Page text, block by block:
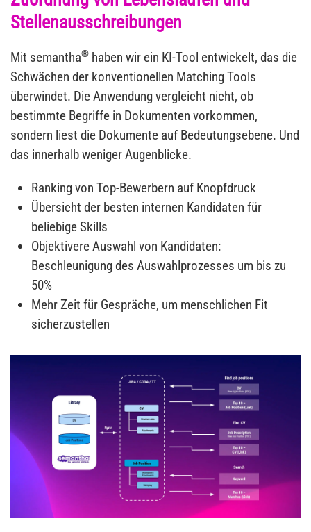
Stellenausschreibungen
Mit semantha® haben wir ein KI-Tool entwickelt, das die
Schwächen der konventionellen Matching Tools
überwindet. Die Anwendung vergleicht nicht, ob
bestimmte Begriffe in Dokumenten vorkommen,
sondern liest die Dokumente auf Bedeutungsebene. Und
das innerhalb weniger Augenblicke.
Ranking von Top-Bewerbern auf Knopfdruck
Übersicht der besten internen Kandidaten für
beliebige Skills
Objektivere Auswahl von Kandidaten:
Beschleunigung des Auswahlprozesses um bis zu
50%
Mehr Zeit für Gespräche, um menschlichen Fit
sicherzustellen